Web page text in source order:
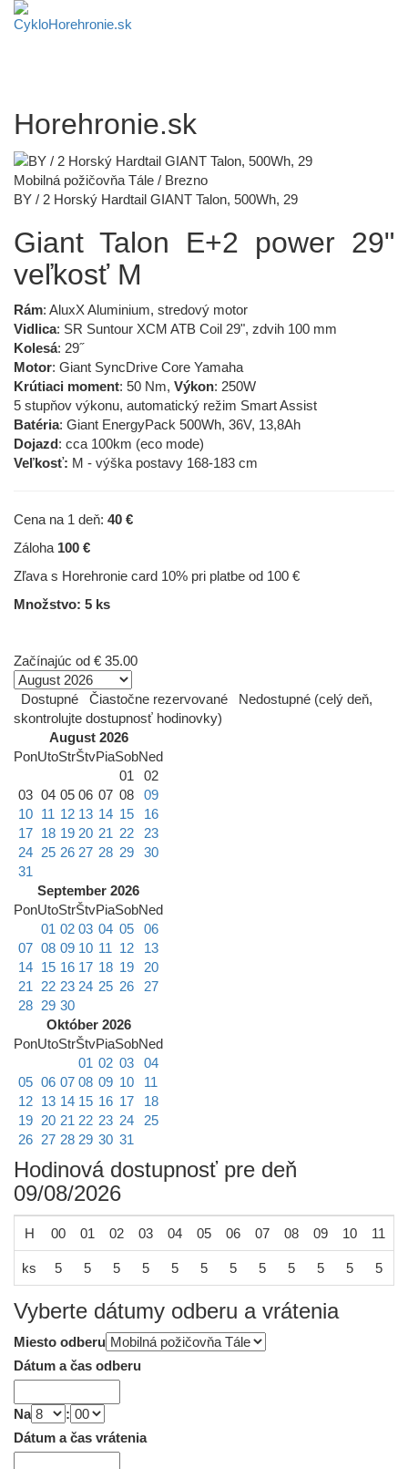
Horehronie.sk
Mobilná požičovňa Tále / Brezno
BY / 2 Horský Hardtail GIANT Talon, 500Wh, 29
Giant Talon E+2 power 29"
veľkosť M
Rám: AluxX Aluminium, stredový motor
Vidlica: SR Suntour XCM ATB Coil 29", zdvih 100 mm
Kolesá: 29˝
Motor: Giant SyncDrive Core Yamaha
Krútiaci moment: 50 Nm, Výkon: 250W
5 stupňov výkonu, automatický režim Smart Assist
Batéria: Giant EnergyPack 500Wh, 36V, 13,8Ah
Dojazd: cca 100km (eco mode)
Veľkosť: M - výška postavy 168-183 cm
Cena na 1 deň: 40 €
Záloha 100 €
Zľava s Horehronie card 10% pri platbe od 100 €
Množstvo: 5 ks
Začínajúc od € 35.00
Dostupné Čiastočne rezervované
Nedostupné (celý deň,
skontrolujte dostupnosť hodinovky)
August 2026
PonUtoStrŠtvPiaSobNed
01
02
03 04 05 06 07 08
09
10 11 12 13 14 15
16
17 18 19 20 21 22
23
24 25 26 27 28 29
30
31
September 2026
PonUtoStrŠtvPiaSobNed
01 02 03 04 05
06
07 08 09 10 11 12
13
14 15 16 17 18 19
20
21
22 23 24 25 26
27
28 29 30
Október 2026
PonUtoStrŠtvPiaSobNed
01 02 03
04
05 06 07 08 09 10
11
12 13 14 15 16 17
18
19 20 21 22 23 24
25
26 27 28 29 30 31
Hodinová dostupnosť pre deň
09/08/2026
H 00 01 02 03 04 05 06 07 08 09 10 11
ks 5 5 5 5 5 5 5 5 5 5 5 5
Vyberte dátumy odberu a vrátenia
Miesto odberu
Dátum a čas odberu
Na
:
Dátum a čas vrátenia